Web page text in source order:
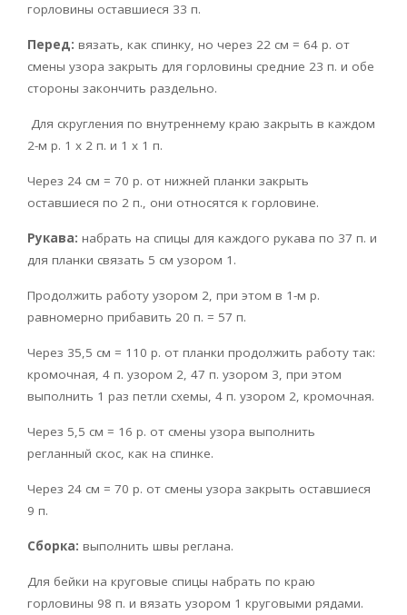
горловины оставшиеся 33 п.
Перед: вязать, как спинку, но через 22 см = 64 р. от
смены узора закрыть для горловины средние 23 п. и обе
стороны закончить раздельно.
Для скругления по внутреннему краю закрыть в каждом
2-м р. 1 x 2 п. и 1 x 1 п.
Через 24 см = 70 р. от нижней планки закрыть
оставшиеся по 2 п., они относятся к горловине.
Рукава: набрать на спицы для каждого рукава по 37 п. и
для планки связать 5 см узором 1.
Продолжить работу узором 2, при этом в 1-м р.
равномерно прибавить 20 п. = 57 п.
Через 35,5 см = 110 р. от планки продолжить работу так:
кромочная, 4 п. узором 2, 47 п. узором 3, при этом
выполнить 1 раз петли схемы, 4 п. узором 2, кромочная.
Через 5,5 см = 16 р. от смены узора выполнить
регланный скос, как на спинке.
Через 24 см = 70 р. от смены узора закрыть оставшиеся
9 п.
Сборка: выполнить швы реглана.
Для бейки на круговые спицы набрать по краю
горловины 98 п. и вязать узором 1 круговыми рядами.